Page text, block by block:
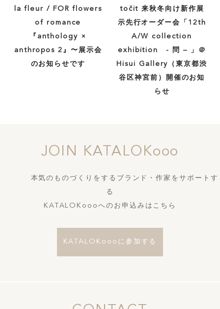
la fleur / FOR flowers
of romance
『anthology ×
anthropos 2』〜展示会
のお知らせです
točit 来秋冬向け新作展
示先行オーダー会「12th
A/W collection
exhibition - 問 – 」＠
Hisui Gallery（東京都渋
谷区神宮前）開催のお知
らせ
JOIN KATALOKooo
本気のものづくりをするブランド・作家をサポートす
る
KATALOKoooへのお申込みはこちら
KATALOKoooに参加する